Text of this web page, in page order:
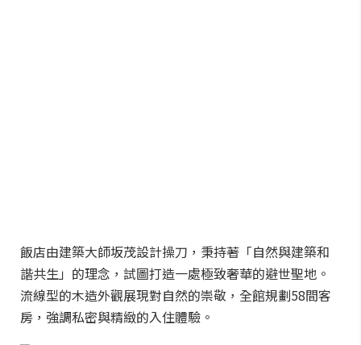
飯店由建築大師坂茂設計操刀，秉持著「自然與建築和
諧共生」的理念，試圖打造一處極致奢華的避世聖地。
流線型的木造外觀展現對自然的崇敬，全館規劃58間客
房，強調私密與精緻的入住體驗。